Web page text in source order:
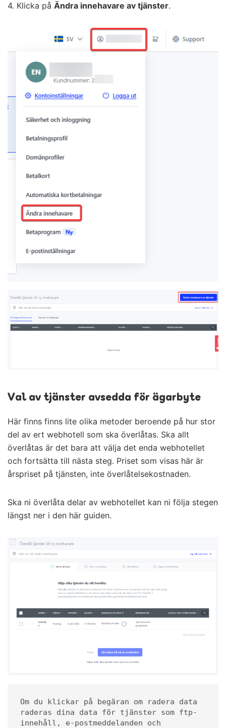
4. Klicka på Ändra innehavare av tjänster.
Val av tjänster avsedda för ägarbyte
Här finns finns lite olika metoder beroende på hur stor
del av ert webhotell som ska överlåtas. Ska allt
överlåtas är det bara att välja det enda webhotellet
och fortsätta till nästa steg. Priset som visas här är
årspriset på tjänsten, inte överlåtelsekostnaden.
Ska ni överlåta delar av webhotellet kan ni följa stegen
längst ner i den här guiden.
Om du klickar på begäran om radera data
raderas dina data för tjänster som ftp-
innehåll, e-postmeddelanden och